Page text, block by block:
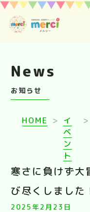
News
お知らせ
HOME > イ
ベ
ン
ト
>
寒さに負けず
び尽くしました
2025年2月23日
１日の流れ